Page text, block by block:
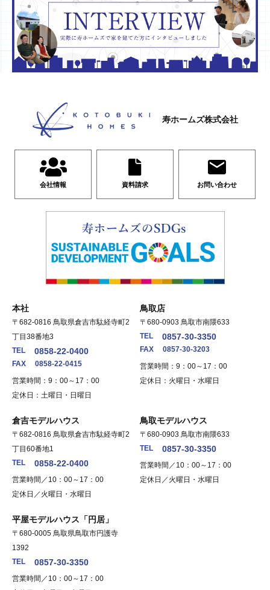
寿ホームズ株式会社
会社情報 資料請求 お問い合わせ
本社
〒682-0816 鳥取県倉吉市駄経寺町2
丁目38番地3
TEL
0858-22-0400
FAX
0858-22-0415
営業時間：9：00～17：00
定休日：土曜日・日曜日
鳥取店
〒680-0903 鳥取市南隈633
TEL
0857-30-3350
FAX
0857-30-3203
営業時間：9：00～17：00
定休日：火曜日・水曜日
倉吉モデルハウス
〒682-0816 鳥取県倉吉市駄経寺町2
丁目60番地1
TEL
0858-22-0400
営業時間／10：00～17：00
定休日／火曜日・水曜日
鳥取モデルハウス
〒680-0903 鳥取市南隈633
TEL
0857-30-3350
営業時間／10：00～17：00
定休日／火曜日・水曜日
平屋モデルハウス「円居」
〒680-0005 鳥取県鳥取市円護寺
1392
TEL
0857-30-3350
営業時間／10：00～17：00